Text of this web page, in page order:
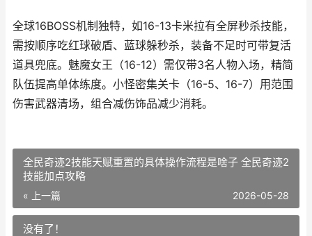
全球16BOSS机制独特，如16-13卡米拉有全屏秒杀技能，
需按顺序吃红球破盾、蓝球躲秒杀，装备不足时可带复活
道具兜底。魅魔女王（16-12）需仅带3名人物入场，精简
队伍提高单体练度。小怪密集关卡（16-5、16-7）用范围
伤害武器清场，组合减伤饰品减少消耗。
全民奇迹2技能天赋重置的具体操作流程是啥子 全民奇迹2
技能加点攻略
« 上一篇 2026-05-28
没有了！